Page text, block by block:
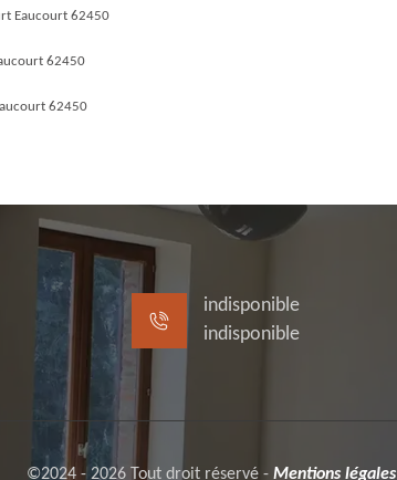
Eaucourt 62450
62450
62450
indisponible
indisponible
©2024 - 2026 Tout droit réservé - Mentions légales